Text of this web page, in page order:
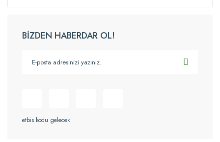
BİZDEN HABERDAR OL!
etbis kodu gelecek